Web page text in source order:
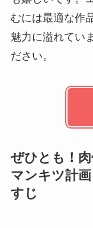
むには最適な作
魅力に溢れてい
ださい。
ぜひとも！
マンキツ計
すじ